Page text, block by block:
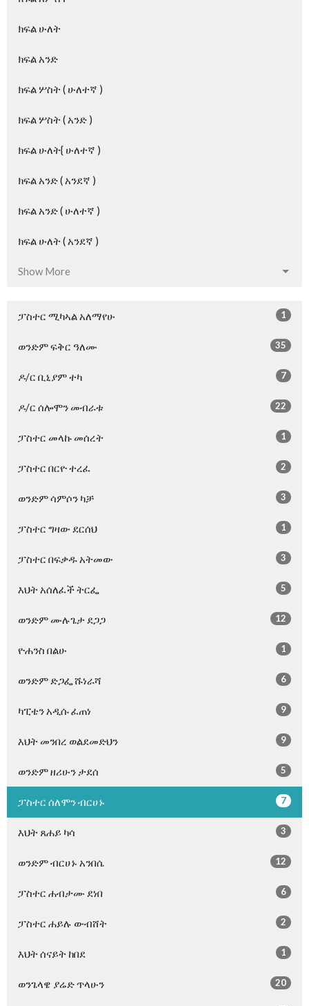
ክፍል ሁለት
ክፍል አንድ
ክፍል ሦስት ( ሁለተኛ )
ክፍል ሦስት ( አንድ )
ክፍል ሁለት{ ሁለተኛ )
ክፍል አንድ ( አንደኛ )
ክፍል አንድ ( ሁለተኛ )
ክፍል ሁለት ( አንደኛ )
Show More
ፓስተር ሚካኣል አለማየሁ 1
ወንድም ፍቅር ዓለሙ 35
ዶ/ር ቢኒያም ተካ 7
ዶ/ር ሰሎሞን መብራቱ 22
ፓስተር መላኩ መሰረት 1
ፓስተር በርዮ ተረፈ 2
ወንድም ሳምሶን ካቻ 3
ፓስተር ግዛው ደርሰህ 1
ፓስተር በፍቃዱ አትመው 3
እህት አሰለፈች ትርፌ 5
ወንድም ሙሉጌታ ደጋጋ 12
ዮሐንስ በልሁ 1
ወንድም ድጋፌ ሹነራሻ 6
ካፒቴን አዲሱ ፈጠነ 9
እህት መንበረ ወልደመድህን 9
ወንድም ዘሪሁን ታደሰ 5
ፓስተር ሰለሞን ብርሀኑ 7
እህት ጸሐይ ካሳ 3
ወንድም ብርሀኑ አንበሴ 12
ፓስተር ሐብታሙ ደነበ 6
ፓስተር ሐይሉ ውብሸት 2
እህት ሰናይት ከበደ 1
ወንጌላዌ ያሬድ ጥላሁን 20